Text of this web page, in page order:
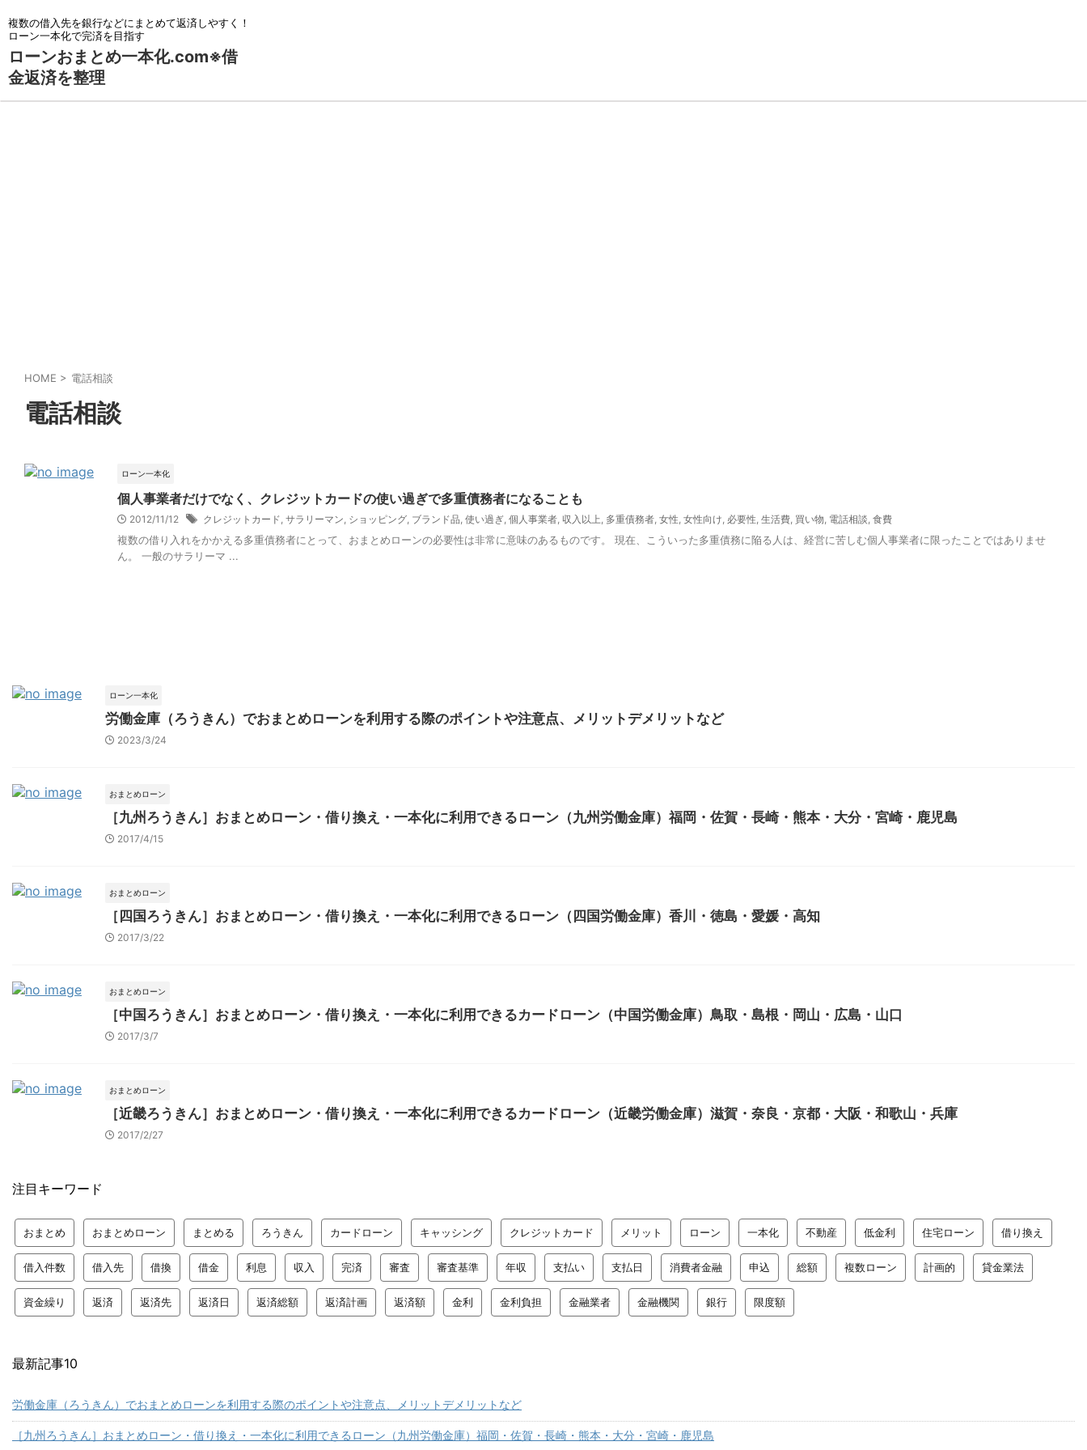
複数の借入先を銀行などにまとめて返済しやすく！
ローン一本化で完済を目指す
ローンおまとめ一本化.com※借
金返済を整理
HOME > 電話相談
電話相談
ローン一本化
個人事業者だけでなく、クレジットカードの使い過ぎで多重債務者になることも
2012/11/12 クレジットカード, サラリーマン, ショッピング, ブランド品, 使い過ぎ, 個人事業者, 収入以上, 多重債務者, 女性, 女性向け, 必要性, 生活費, 買い物, 電話相談, 食費
複数の借り入れをかかえる多重債務者にとって、おまとめローンの必要性は非常に意味のあるものです。 現在、こういった多重債務に陥る人は、経営に苦しむ個人事業者に限ったことではありませ
ん。 一般のサラリーマ ...
ローン一本化
労働金庫（ろうきん）でおまとめローンを利用する際のポイントや注意点、メリットデメリットなど
2023/3/24
おまとめローン
［九州ろうきん］おまとめローン・借り換え・一本化に利用できるローン（九州労働金庫）福岡・佐賀・長崎・熊本・大分・宮崎・鹿児島
2017/4/15
おまとめローン
［四国ろうきん］おまとめローン・借り換え・一本化に利用できるローン（四国労働金庫）香川・徳島・愛媛・高知
2017/3/22
おまとめローン
［中国ろうきん］おまとめローン・借り換え・一本化に利用できるカードローン（中国労働金庫）鳥取・島根・岡山・広島・山口
2017/3/7
おまとめローン
［近畿ろうきん］おまとめローン・借り換え・一本化に利用できるカードローン（近畿労働金庫）滋賀・奈良・京都・大阪・和歌山・兵庫
2017/2/27
注目キーワード
おまとめ おまとめローン まとめる ろうきん カードローン キャッシング クレジットカード メリット ローン 一本化 不動産 低金利 住宅ローン 借り換え
借入件数 借入先 借換 借金 利息 収入 完済 審査 審査基準 年収 支払い 支払日 消費者金融 申込 総額 複数ローン 計画的 貸金業法
資金繰り 返済 返済先 返済日 返済総額 返済計画 返済額 金利 金利負担 金融業者 金融機関 銀行 限度額
最新記事10
労働金庫（ろうきん）でおまとめローンを利用する際のポイントや注意点、メリットデメリットなど
［九州ろうきん］おまとめローン・借り換え・一本化に利用できるローン（九州労働金庫）福岡・佐賀・長崎・熊本・大分・宮崎・鹿児島